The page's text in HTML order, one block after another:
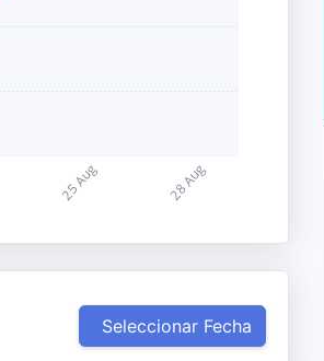
Seleccionar Fecha